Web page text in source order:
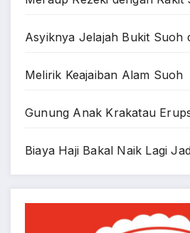
Asyiknya Jelajah Bukit Suoh
Melirik Keajaiban Alam Suoh
Gunung Anak Krakatau
Biaya Haji Bakal Naik Lagi